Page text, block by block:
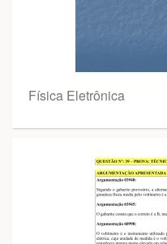
Física Eletrônica